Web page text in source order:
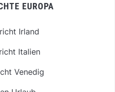
EUROPA
Irland
Italien
Venedig